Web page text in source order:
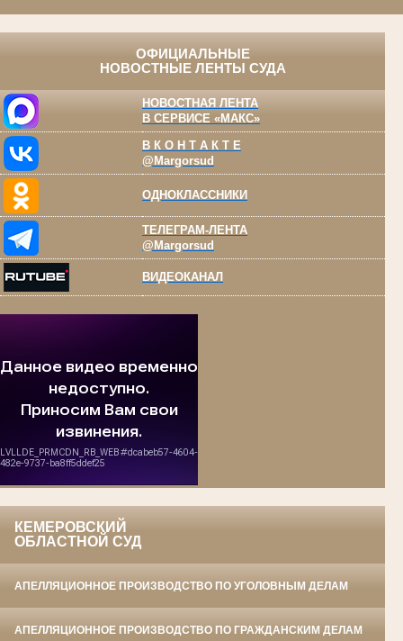
ОФИЦИАЛЬНЫЕ
НОВОСТНЫЕ ЛЕНТЫ СУДА
НОВОСТНАЯ ЛЕНТА
В СЕРВИСЕ «МАКС»
В К О Н Т А К Т Е
@Margorsud
ОДНОКЛАССНИКИ
ТЕЛЕГРАМ-ЛЕНТА
@Margorsud
ВИДЕОКАНАЛ
КЕМЕРОВСКИЙ
ОБЛАСТНОЙ СУД
АПЕЛЛЯЦИОННОЕ ПРОИЗВОДСТВО ПО УГОЛОВНЫМ ДЕЛАМ
АПЕЛЛЯЦИОННОЕ ПРОИЗВОДСТВО ПО ГРАЖДАНСКИМ ДЕЛАМ